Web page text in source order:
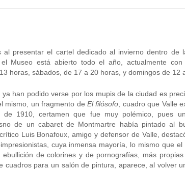
al presentar el cartel dedicado al invierno dentro de
Museo está abierto todo el año, actualmente con
horas, sábados, de 17 a 20 horas, y domingos de 12
han podido verse por los mupis de la ciudad es
mismo, un fragmento deEl filósofo , cuadro que Valle
1910, certamen que fue muy polémico, pues
de un cabaret de Montmartre había pintado al
Luis Bonafoux, amigo y defensor de Valle,
cuya inmensa mayoría, lo mismo que el
de colorines y de pornografías, más
cuadros para un salón de pintura, aparece, al volver